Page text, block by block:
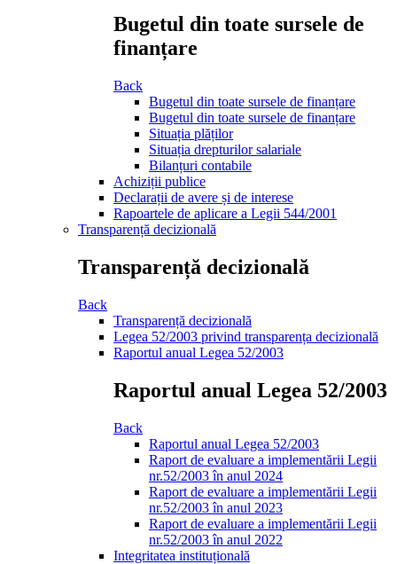
Bugetul din toate sursele de
finanțare
Back
Bugetul din toate sursele de finanțare
Bugetul din toate sursele de finanțare
Situația plăților
Situația drepturilor salariale
Bilanțuri contabile
Achiziții publice
Declarații de avere și de interese
Rapoartele de aplicare a Legii 544/2001
Transparență decizională
Transparență decizională
Back
Transparență decizională
Legea 52/2003 privind transparența decizională
Raportul anual Legea 52/2003
Raportul anual Legea 52/2003
Back
Raportul anual Legea 52/2003
Raport de evaluare a implementării Legii
nr.52/2003 în anul 2024
Raport de evaluare a implementării Legii
nr.52/2003 în anul 2023
Raport de evaluare a implementării Legii
nr.52/2003 în anul 2022
Integritatea instituțională